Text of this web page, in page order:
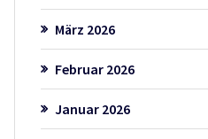
März 2026
Februar 2026
Januar 2026